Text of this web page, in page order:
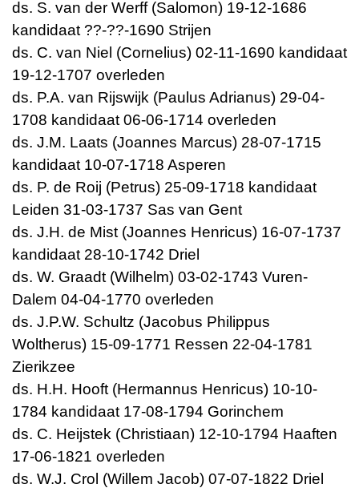
ds. S. van der Werff (Salomon) 19-12-1686
kandidaat ??-??-1690 Strijen
ds. C. van Niel (Cornelius) 02-11-1690 kandidaat
19-12-1707 overleden
ds. P.A. van Rijswijk (Paulus Adrianus) 29-04-
1708 kandidaat 06-06-1714 overleden
ds. J.M. Laats (Joannes Marcus) 28-07-1715
kandidaat 10-07-1718 Asperen
ds. P. de Roij (Petrus) 25-09-1718 kandidaat
Leiden 31-03-1737 Sas van Gent
ds. J.H. de Mist (Joannes Henricus) 16-07-1737
kandidaat 28-10-1742 Driel
ds. W. Graadt (Wilhelm) 03-02-1743 Vuren-
Dalem 04-04-1770 overleden
ds. J.P.W. Schultz (Jacobus Philippus
Woltherus) 15-09-1771 Ressen 22-04-1781
Zierikzee
ds. H.H. Hooft (Hermannus Henricus) 10-10-
1784 kandidaat 17-08-1794 Gorinchem
ds. C. Heijstek (Christiaan) 12-10-1794 Haaften
17-06-1821 overleden
ds. W.J. Crol (Willem Jacob) 07-07-1822 Driel